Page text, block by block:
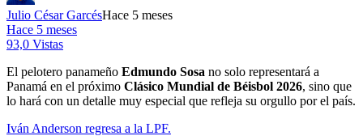
Julio César GarcésHace 5 meses
Hace 5 meses
93,0 Vistas
El pelotero panameño Edmundo Sosa no solo representará a
Panamá en el próximo Clásico Mundial de Béisbol 2026, sino que
lo hará con un detalle muy especial que refleja su orgullo por el país.
Iván Anderson regresa a la LPF.